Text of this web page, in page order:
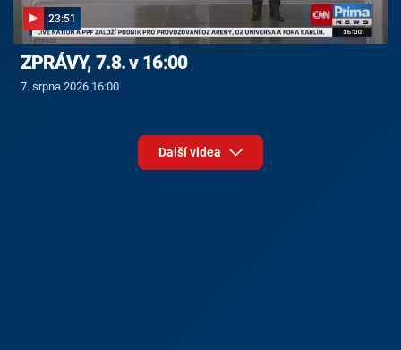
23:51
ZPRÁVY, 7.8. v 16:00
7. srpna 2026 16:00
Další videa